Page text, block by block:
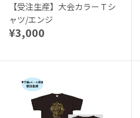
【受注生産】大会カラーＴシ
ャツ/エンジ
¥3,000